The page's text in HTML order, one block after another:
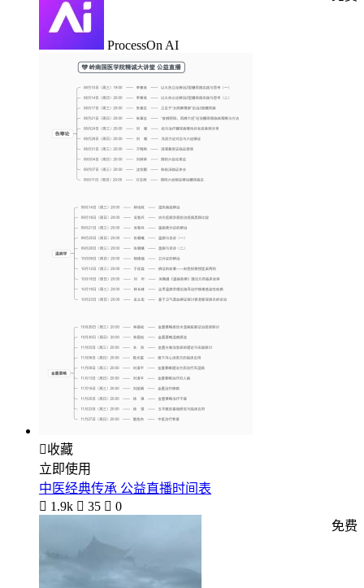
ProcessOn AI
收藏
立即使用
中医经典传承 公益直播时间表
 1.9k  35  0
免费